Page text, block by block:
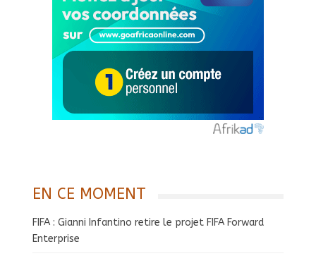
EN CE MOMENT
FIFA : Gianni Infantino retire le projet FIFA Forward
Enterprise